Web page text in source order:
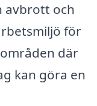
avbrott och
för
där
kan göra en